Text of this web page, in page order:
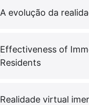
A evolução da
Effectiveness of
Residents
Realidade virtual